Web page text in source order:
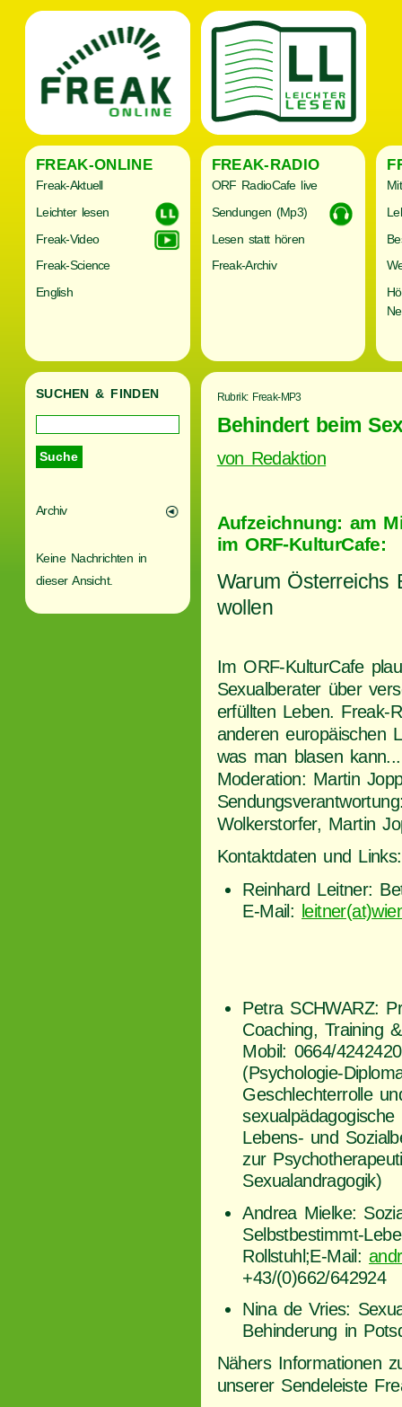
FREAK-ONLINE
Freak-Aktuell
Leichter lesen
Freak-Video
Freak-Science
English
FREAK-RADIO
ORF RadioCafe live
Sendungen (Mp3)
Lesen statt hören
Freak-Archiv
SUCHEN & FINDEN
Archiv
Keine Nachrichten in
dieser Ansicht.
Rubrik: Freak-MP3
Behindert beim
von Redaktion
Aufzeichnung: am
im ORF-KulturCafe:
Warum Österreichs
wollen
Im ORF-KulturCafe
Sexualberater über
erfüllten Leben. Freak-
anderen europäischen
was man blasen kann...
Moderation: Martin
Wolkerstorfer, Martin
Kontaktdaten und Links:
Reinhard Leitner:
E-Mail:
Petra SCHWARZ:
Coaching, Training
Mobil: 0664/
(Psychologie-
Geschlechterrolle
Lebens- und
zur
Sexualandragogik)
Andrea Mielke:
Selbstbestimmt-
Rollstuhl;E-Mail:
+43/(0)662/642924
Nina de Vries:
Behinderung in
Nähers Informationen
unserer Sendeleiste